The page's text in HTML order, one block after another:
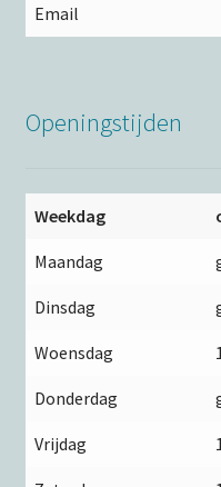
Email
Openingstijden
Weekdag
Maandag
Dinsdag
Woensdag
Donderdag
Vrijdag